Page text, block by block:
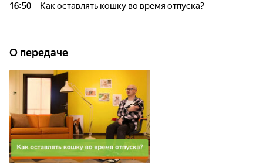
16:50 Как оставлять кошку во время отпуска?
О передаче